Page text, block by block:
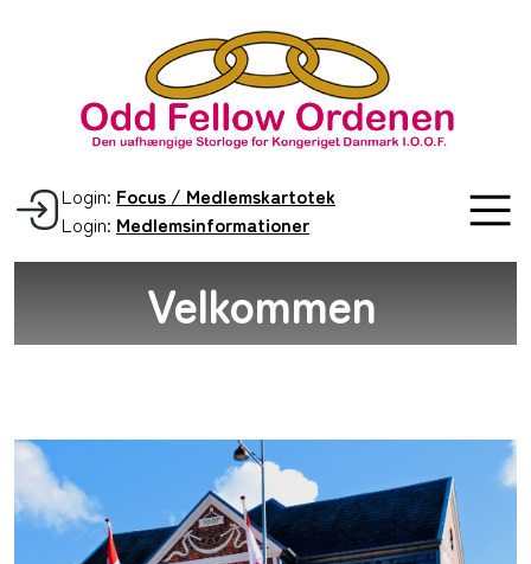
Login: Focus / Medlemskartotek
Login: Medlemsinformationer
Velkommen